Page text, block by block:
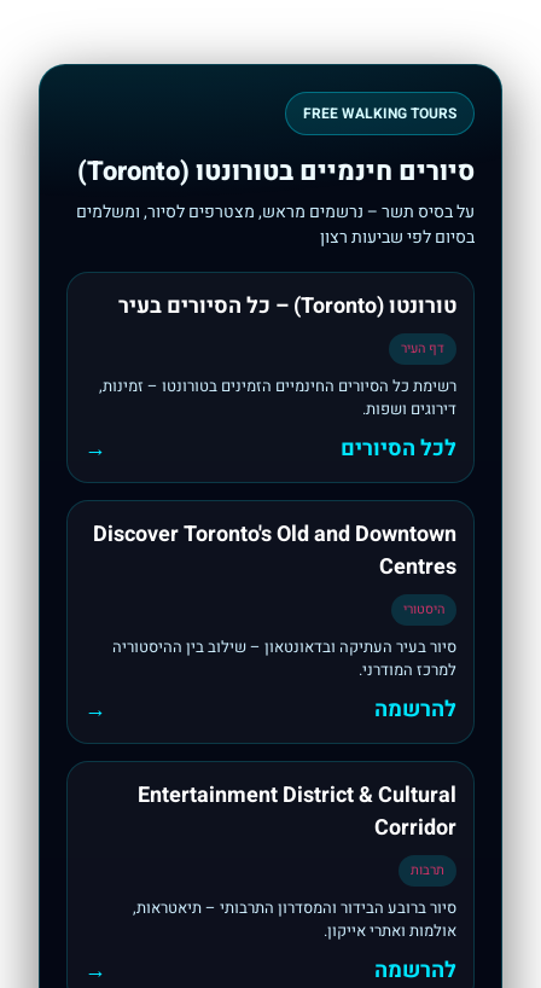
FREE WALKING TOURS
סיורים חינמיים בטורונטו (Toronto)
על בסיס תשר – נרשמים מראש, מצטרפים לסיור, ומשלמים
בסיום לפי שביעות רצון
טורונטו (Toronto) – כל הסיורים בעיר
דף העיר
רשימת כל הסיורים החינמיים הזמינים בטורונטו – זמינות,
דירוגים ושפות.
לכל הסיורים →
Discover Toronto's Old and Downtown
Centres
היסטורי
סיור בעיר העתיקה ובדאונטאון – שילוב בין ההיסטוריה
למרכז המודרני.
להרשמה →
Entertainment District & Cultural
Corridor
תרבות
סיור ברובע הבידור והמסדרון התרבותי – תיאטראות,
אולמות ואתרי אייקון.
להרשמה →